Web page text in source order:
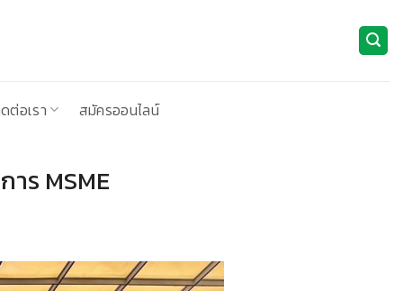
ต่อเรา สมัครออนไลน์
ร MSME